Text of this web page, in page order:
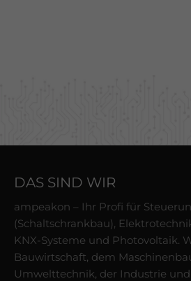
DAS SIND WIR
ampeakon – Ihr Profi für
(Schaltschrankbau),
KNX-Systeme und Photovoltaik.
Bauwirtschaft, dem
Umwelttechnik, der Industrie